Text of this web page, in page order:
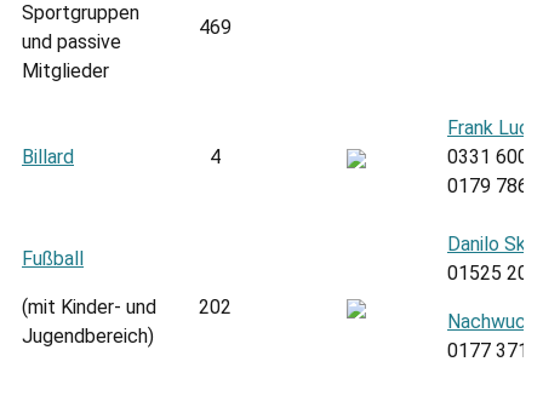
Sportgruppen
und passive
Mitglieder
469
Billard 4
Frank
0331
0179
Fußball
(mit Kinder- und
Jugendbereich)
202
Danilo
01525
0177